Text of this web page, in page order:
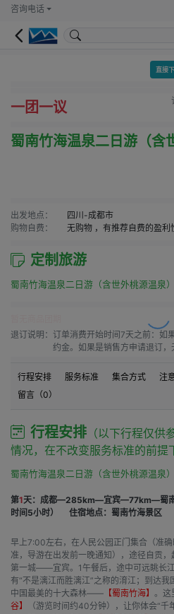
咨询电话
直接
一团一议
蜀南竹海温泉二日游（含
出发地点：
四川-成都市
购物自费：
无购物 ，有推荐自费的盈利
定制旅游
蜀南竹海温泉二日游（含世外桃源温泉
退订说明： 订单消费开始时间7天之前：如
约金。如果是销售方申请退订，
购买方申请退订，需要按
请退订，需要按15.00%比例支付
订单消费开始时间之前1天到订
请退订，需要按80.0%比例支付
订单消费开始时间之后：如果购
违约金。
行程安排 服务标准 集合方式 注
留言（0）
行程安排 （以下行程仅
情况，在不改变服务标准的前提
蜀南竹海温泉二日游（含世外桃源温泉
第1天：成都—285km—宜宾—77km—蜀南
时间5小时）
住宿地点：蜀南竹海景区
早上7:00左右，在人民公园正门集合（准
准，导游在出发前一晚通知），途径自贡
第一城——宜宾。1午餐后，途中可远眺长
有“不是漓江而胜漓江”之称的淯江；到达我
中国最美的十大森林—— 【蜀南竹海】 。这
谷】
（游览时间约40分钟），让你体会“